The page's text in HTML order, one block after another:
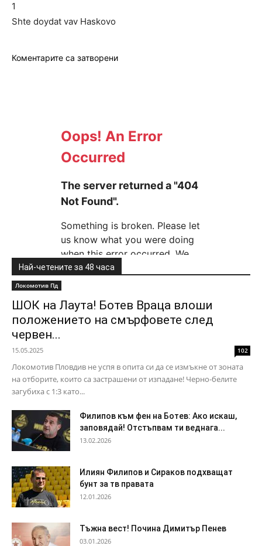
1
Shte doydat vav Haskovo
Коментарите са затворени
Най-четените за 48 часа
Локомотив Пд
ШОК на Лаута! Ботев Враца влоши
положението на смърфовете след
червен...
15.05.2025 102
Локомотив Пловдив не успя в опита си да се измъкне от зоната
на отборите, които са застрашени от изпадане! Черно-белите
загубиха с 1:3 като...
Филипов към фен на Ботев: Ако искаш,
заповядай! Отстъпвам ти веднага...
13.02.2026
Илиян Филипов и Сираков подхващат
бунт за тв правата
12.01.2026
Тъжна вест! Почина Димитър Пенев
03.01.2026